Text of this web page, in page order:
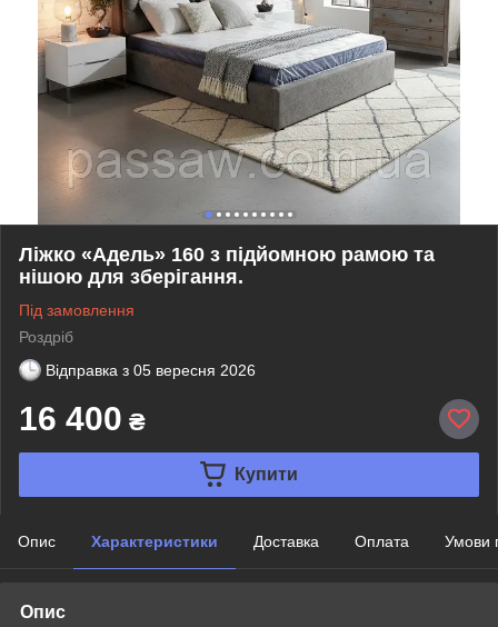
Ліжко «Адель» 160 з підйомною рамою та
нішою для зберігання.
Під замовлення
Роздріб
Відправка з 05 вересня 2026
16 400 ₴
Купити
Опис Характеристики Доставка Оплата Умови
Опис